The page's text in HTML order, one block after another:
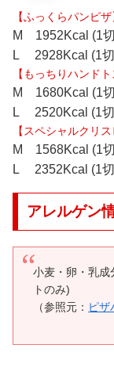
【ふっくらパンピザ
M 1952Kcal (1
L 2928Kcal (1
【もっちりハンドト
M 1680Kcal (1
L 2520Kcal (1
【スペシャルクリス
M 1568Kcal (1
L 2352Kcal (1
アレルゲン
小麦・卵・乳成
トのみ)
（参照元： ピザ